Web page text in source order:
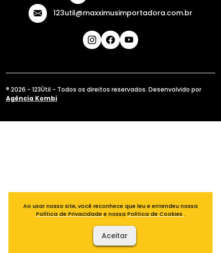
123util@maxximusimportadora.com.br
® 2026 - 123Útil - Todos os direitos reservados. Desenvolvido por
Agência Kombi
Ao usar nosso site, você reconhece que leu e entendeu nossa
Política de Privacidade e nossa Política de Cookies .
Aceitar